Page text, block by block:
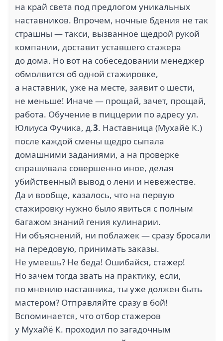
на край света под предлогом уникальных
наставников. Впрочем, ночные бдения не так
страшны — такси, вызванное щедрой рукой
компании, доставит уставшего стажера
до дома. Но вот на собеседовании менеджер
обмолвится об одной стажировке,
а наставник, уже на месте, заявит о шести,
не меньше! Иначе — прощай, зачет, прощай,
работа. Обучение в пиццерии по адресу ул.
Юлиуса Фучика, д.3. Наставница (Мухайё К.)
после каждой смены щедро сыпала
домашними заданиями, а на проверке
спрашивала совершенно иное, делая
убийственный вывод о лени и невежестве.
Да и вообще, казалось, что на первую
стажировку нужно было явиться с полным
багажом знаний гения кулинарии.
Ни объяснений, ни поблажек — сразу бросали
на передовую, принимать заказы.
Не умеешь? Не беда! Ошибайся, стажер!
Но зачем тогда звать на практику, если,
по мнению наставника, ты уже должен быть
мастером? Отправляйте сразу в бой!
Вспоминается, что отбор стажеров
у Мухайё К. проходил по загадочным